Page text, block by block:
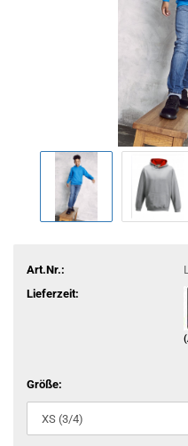
Art.Nr.:
Lieferzeit:
Größe: